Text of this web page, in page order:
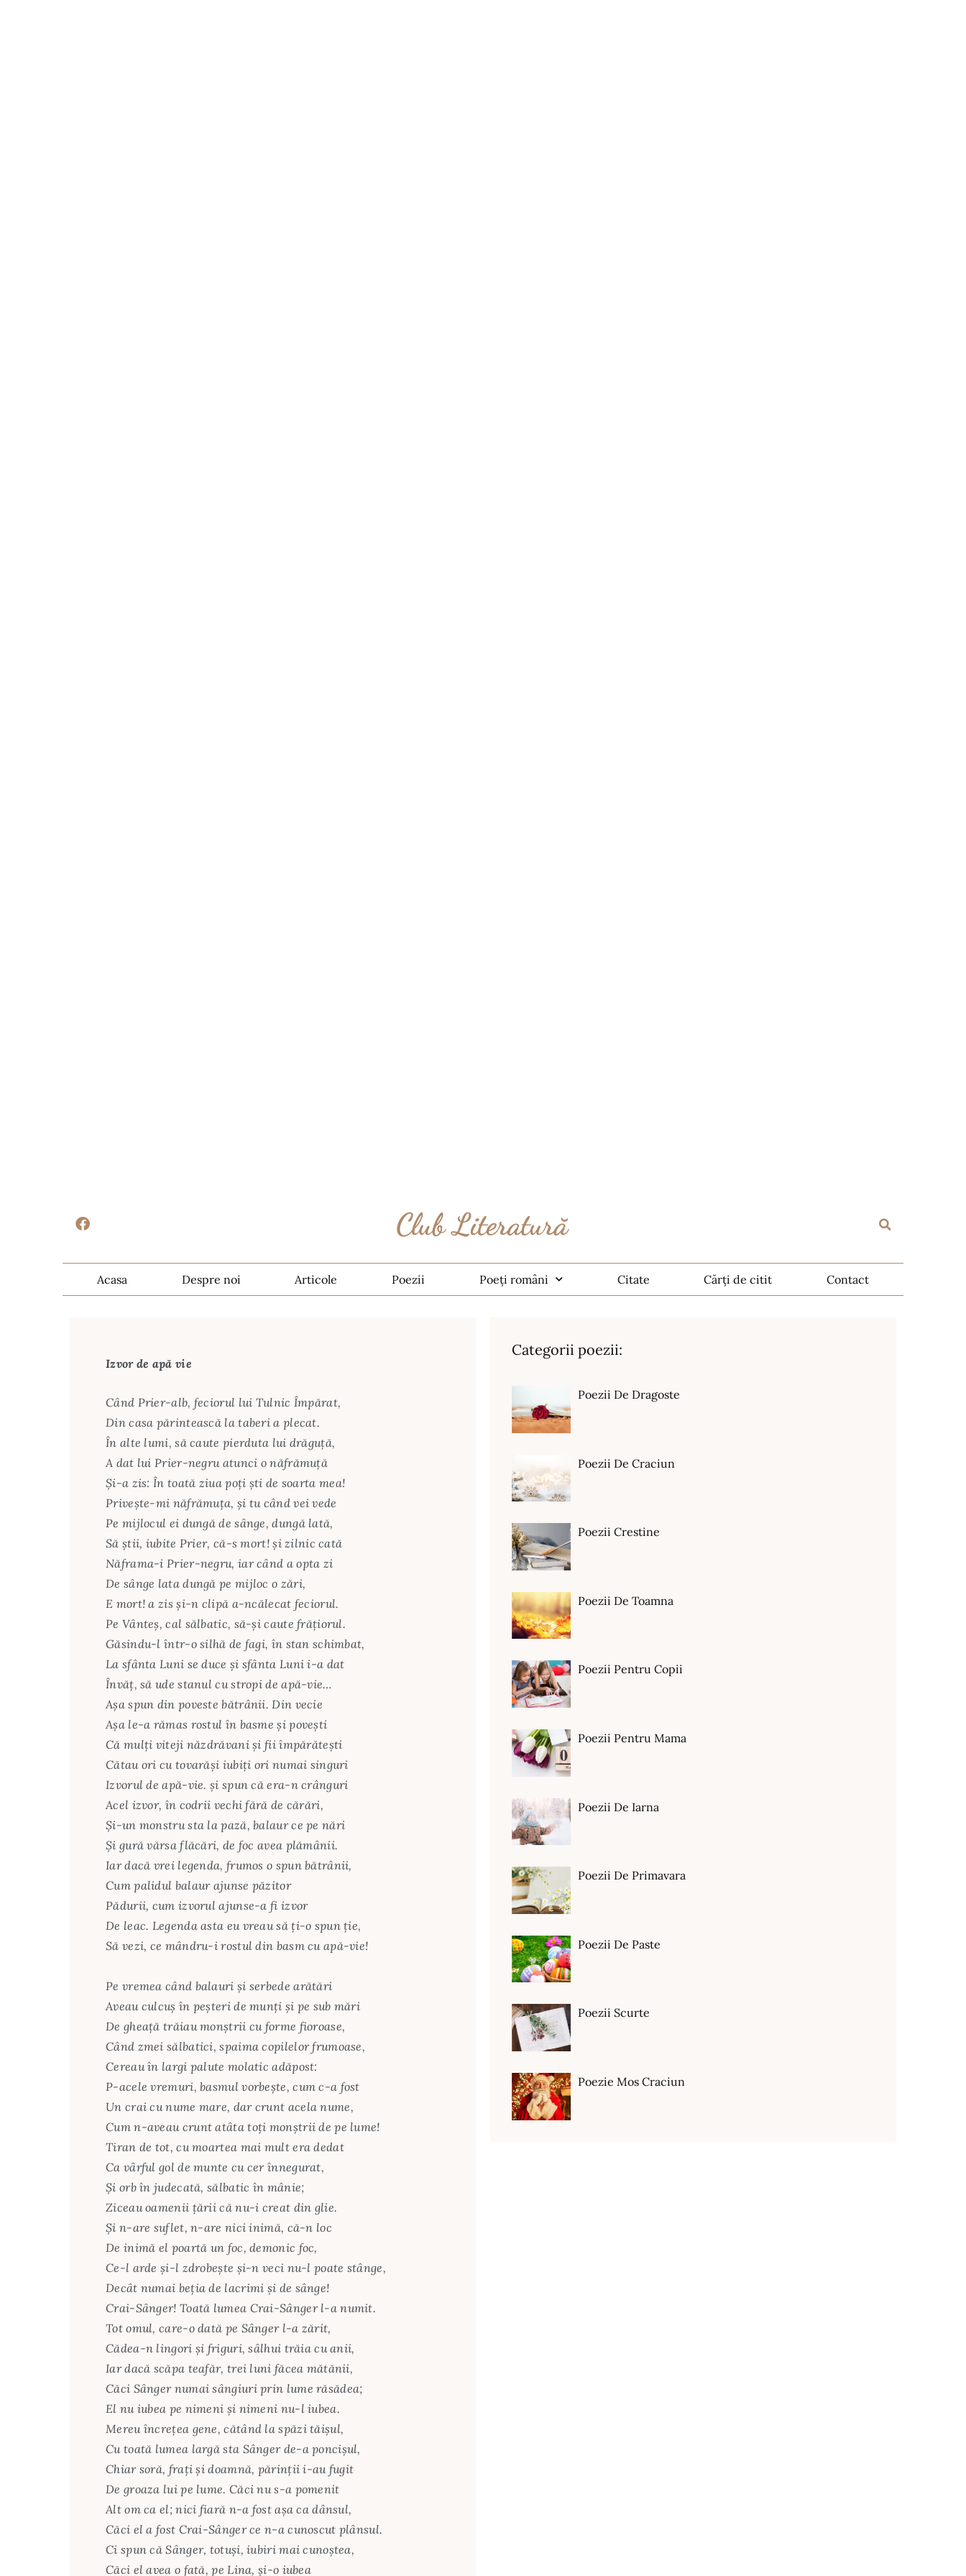
Acasa Despre noi Articole Poezii Poeți români Citate Cărți de citit Contact
Izvor de apă vie
Când Prier-alb, feciorul lui Tulnic Împărat,
Din casa părintească la taberi a plecat.
În alte lumi, să caute pierduta lui drăguţă,
A dat lui Prier-negru atunci o năfrămuţă
Şi-a zis: În toată ziua poţi şti de soarta mea!
Priveşte-mi năfrămuţa, şi tu când vei vede
Pe mijlocul ei dungă de sânge, dungă lată,
Să ştii, iubite Prier, că-s mort! şi zilnic cată
Năframa-i Prier-negru, iar când a opta zi
De sânge lata dungă pe mijloc o zări,
E mort! a zis şi-n clipă a-ncălecat feciorul.
Pe Vânteş, cal sălbatic, să-şi caute frăţiorul.
Găsindu-l într-o silhă de fagi, în stan schimbat,
La sfânta Luni se duce şi sfânta Luni i-a dat
Învăţ, să ude stanul cu stropi de apă-vie…
Aşa spun din poveste bătrânii. Din vecie
Aşa le-a rămas rostul în basme şi poveşti
Că mulţi viteji năzdrăvani şi fii împărăteşti
Cătau ori cu tovarăşi iubiţi ori numai singuri
Izvorul de apă-vie. şi spun că era-n crânguri
Acel izvor, în codrii vechi fără de cărări,
Şi-un monstru sta la pază, balaur ce pe nări
Şi gură vărsa flăcări, de foc avea plămânii.
Iar dacă vrei legenda, frumos o spun bătrânii,
Cum palidul balaur ajunse păzitor
Pădurii, cum izvorul ajunse-a fi izvor
De leac. Legenda asta eu vreau să ţi-o spun ţie,
Să vezi, ce mândru-i rostul din basm cu apă-vie!
Pe vremea când balauri şi serbede arătări
Aveau culcuş în peşteri de munţi şi pe sub mări
De gheaţă trăiau monştrii cu forme fioroase,
Când zmei sălbatici, spaima copilelor frumoase,
Cereau în largi palute molatic adăpost:
P-acele vremuri, basmul vorbeşte, cum c-a fost
Un crai cu nume mare, dar crunt acela nume,
Cum n-aveau crunt atâta toţi monştrii de pe lume!
Tiran de tot, cu moartea mai mult era dedat
Ca vârful gol de munte cu cer înnegurat,
Şi orb în judecată, sălbatic în mânie;
Ziceau oamenii ţării că nu-i creat din glie.
Şi n-are suflet, n-are nici inimă, că-n loc
De inimă el poartă un foc, demonic foc,
Ce-l arde şi-l zdrobeşte şi-n veci nu-l poate stânge,
Decât numai beţia de lacrimi şi de sânge!
Crai-Sânger! Toată lumea Crai-Sânger l-a numit.
Tot omul, care-o dată pe Sânger l-a zărit,
Cădea-n lingori şi friguri, sâlhui trăia cu anii,
Iar dacă scăpa teafăr, trei luni făcea mătănii,
Căci Sânger numai sângiuri prin lume răsădea;
El nu iubea pe nimeni şi nimeni nu-l iubea.
Mereu încreţea gene, cătând la spăzi tăişul,
Cu toată lumea largă sta Sânger de-a poncişul,
Chiar soră, fraţi şi doamnă, părinţii i-au fugit
De groaza lui pe lume. Căci nu s-a pomenit
Alt om ca el; nici fiară n-a fost aşa ca dânsul,
Căci el a fost Crai-Sânger ce n-a cunoscut plânsul.
Ci spun că Sânger, totuşi, iubiri mai cunoştea,
Căci el avea o fată, pe Lina, şi-o iubea
Categorii poezii:
Poezii De Dragoste
Poezii De Craciun
Poezii Crestine
Poezii De Toamna
Poezii Pentru Copii
Poezii Pentru Mama
Poezii De Iarna
Poezii De Primavara
Poezii De Paste
Poezii Scurte
Poezie Mos Craciun